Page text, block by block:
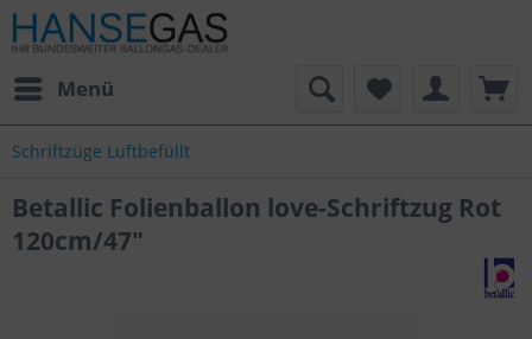
Menü
Schriftzüge Luftbefüllt
Betallic Folienballon love-Schriftzug Rot
120cm/47"